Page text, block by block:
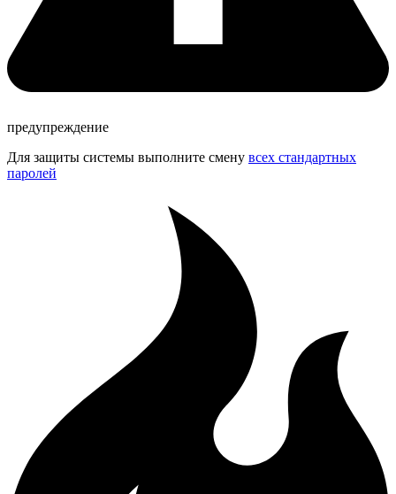
предупреждение
Для защиты системы выполните смену всех стандартных
паролей